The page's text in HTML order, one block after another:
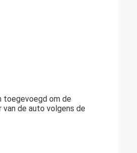
toegevoegd om de
de auto volgens de